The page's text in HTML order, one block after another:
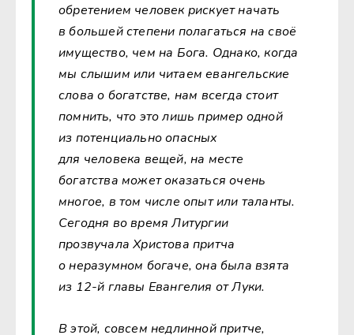
обретением человек рискует начать
в большей степени полагаться на своё
имущество, чем на Бога. Однако, когда
мы слышим или читаем евангельские
слова о богатстве, нам всегда стоит
помнить, что это лишь пример одной
из потенциально опасных
для человека вещей, на месте
богатства может оказаться очень
многое, в том числе опыт или таланты.
Сегодня во время Литургии
прозвучала Христова притча
о неразумном богаче, она была взята
из 12-й главы Евангелия от Луки.
В этой, совсем недлинной притче,